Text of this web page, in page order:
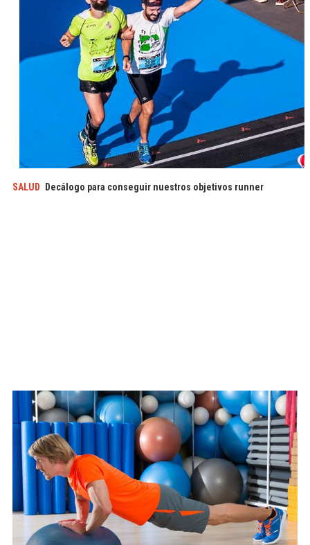
SALUD Decálogo para conseguir nuestros objetivos runner